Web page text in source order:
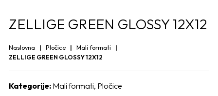
ZELLIGE GREEN GLOSSY 12X12
Naslovna Pločice
Mali formati
ZELLIGE GREEN GLOSSY 12X12
Kategorije: Mali formati, Pločice